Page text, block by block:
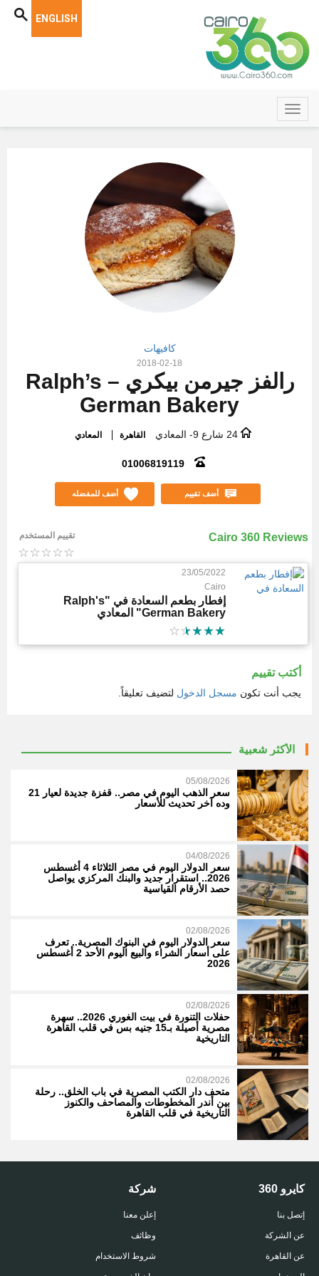
ENGLISH
كافيهات
2018-02-18
رالفز جيرمن بيكري – Ralph’s
German Bakery
القاهرة المعادي
01006819119
أضف تقييم أضف للمفضله
Cairo 360 Reviews تقييم المستخدم
23/05/2022
Cairo
إفطار بطعم السعادة في "Ralph's
German Bakery" المعادي
أكتب تقييم
يجب أنت تكون مسجل الدخول لتضيف تعليقاً.
الأكثر شعبية
05/08/2026
سعر الذهب اليوم في مصر.. قفزة جديدة لعيار 21
وده آخر تحديث للأسعار
04/08/2026
سعر الدولار اليوم في مصر الثلاثاء 4 أغسطس
2026.. استقرار جديد والبنك المركزي يواصل
حصد الأرقام القياسية
02/08/2026
سعر الدولار اليوم في البنوك المصرية.. تعرف
على أسعار الشراء والبيع اليوم الأحد 2 أغسطس
2026
02/08/2026
حفلات التنورة في بيت الغوري 2026.. سهرة
مصرية أصيلة بـ15 جنيه بس في قلب القاهرة
التاريخية
02/08/2026
متحف دار الكتب المصرية في باب الخلق.. رحلة
بين أندر المخطوطات والمصاحف والكنوز
التاريخية في قلب القاهرة
كايرو 360
إتصل بنا
عن الشركة
عن القاهرة
شركة
إعلن معنا
وظائف
شروط الاستخدام